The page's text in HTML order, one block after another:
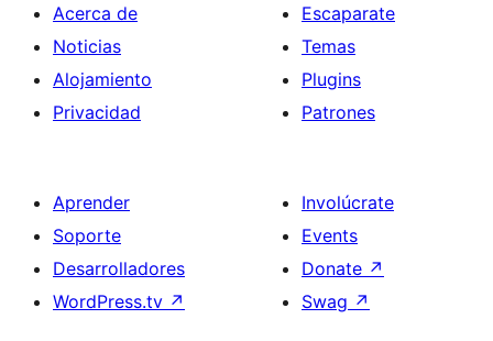
Acerca de
Noticias
Alojamiento
Privacidad
Escaparate
Temas
Plugins
Patrones
Aprender
Soporte
Desarrolladores
WordPress.tv ↗
Involúcrate
Events
Donate ↗
Swag ↗